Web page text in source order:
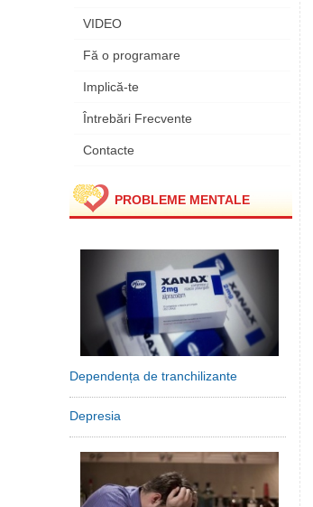
VIDEO
Fă o programare
Implică-te
Întrebări Frecvente
Contacte
PROBLEME MENTALE
Dependența de tranchilizante
Depresia